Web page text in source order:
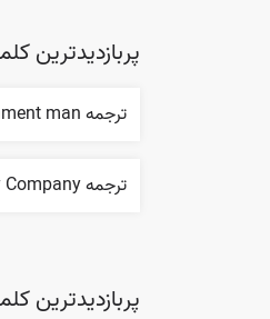
پربازدیدترین
ترجمه government man
ترجمه City Company
پربازدیدترین